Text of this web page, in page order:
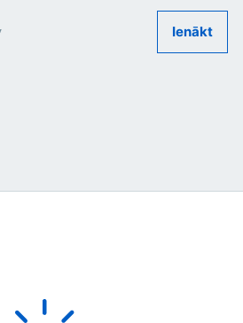
Ienākt